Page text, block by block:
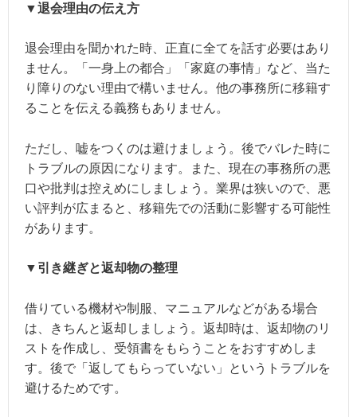
▼退会理由の伝え方
退会理由を聞かれた時、正直に全てを話す必要はあり
ません。「一身上の都合」「家庭の事情」など、当た
り障りのない理由で構いません。他の事務所に移籍す
ることを伝える義務もありません。
ただし、嘘をつくのは避けましょう。後でバレた時に
トラブルの原因になります。また、現在の事務所の悪
口や批判は控えめにしましょう。業界は狭いので、悪
い評判が広まると、移籍先での活動に影響する可能性
があります。
▼引き継ぎと返却物の整理
借りている機材や制服、マニュアルなどがある場合
は、きちんと返却しましょう。返却時は、返却物のリ
ストを作成し、受領書をもらうことをおすすめしま
す。後で「返してもらっていない」というトラブルを
避けるためです。